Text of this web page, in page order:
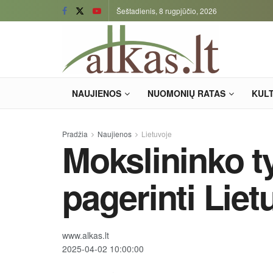
Šeštadienis, 8 rugpjūčio, 2026
NAUJIENOS NUOMONIŲ RATAS
Pradžia Naujienos Lietuvoje
Mokslininko
pagerinti
www.alkas.lt
2025-04-02 10:00:00